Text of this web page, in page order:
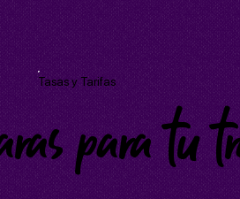
Tasas y Tarifas
para tu